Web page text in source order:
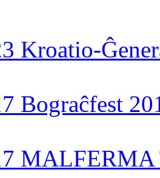
Kroatio-
Bograĉfest